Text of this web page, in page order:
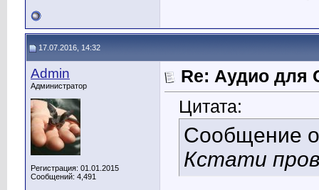
17.07.2016, 14:32
Admin
Администратор
Регистрация: 01.01.2015
Сообщений: 4,491
Re: Аудио для
Цитата:
Сообщение
Кстати